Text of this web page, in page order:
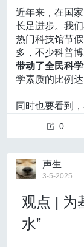
脑血流量和血管
程度，也对手术
3、外科治
不同临床
本《指南
对于有症
议优先考虑血
病RCT等证据，
因此建议在病
对于偶然发
05
蚊子叮咬后频
恶性循环，可
哪些有效止痒的
冷敷
是缓解蚊
以使用冷毛巾
钟，时间长短
升，应及时更
肤温度，从而
受器的敏感性
肤表层血管收
减轻瘙痒。
薄荷膏是一种
活性成分，能
时短时间内抑
的元数据标识
一系列推荐性
后逐步推出。
《哪吒2
欢迎的？刷过
题的答案可以
物衍生而来的
故事传播和不
诞生于明代的
古代官方、道
合中国人心理
爱。李彬觉得
去很过瘾”，这
众性、现代性
作为一个“
保持了与第一
神话故事，抓
主流和非主流
却怀有正义之
原作神话中的
体、刚柔并济
近年来，在国
长足进步。我
热门科技馆节
多，不少科普
带动了全民科学
学素质的比例
同时也要看到
普人才队伍薄
板，为实现高
面，尤其要做
伍后备军的科
手”，他们需要
0
声生
3-5-2025
观点 | 为
水”